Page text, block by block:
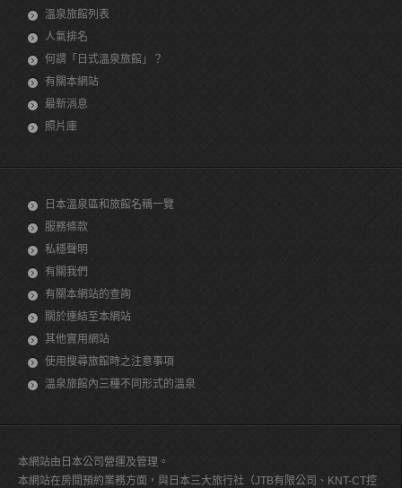
溫泉旅館列表
人氣排名
何謂「日式溫泉旅館」？
有關本網站
最新消息
照片庫
日本溫泉區和旅館名稱一覽
服務條款
私穩聲明
有關我們
有關本網站的查詢
關於連結至本網站
其他實用網站
使用搜尋旅館時之注意事項
溫泉旅館內三種不同形式的溫泉
本網站由日本公司營運及管理。
本網站在房間預約業務方面，與日本三大旅行社（JTB有限公司、KNT-CT控